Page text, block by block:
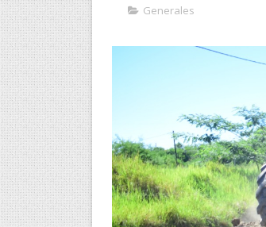
Generales